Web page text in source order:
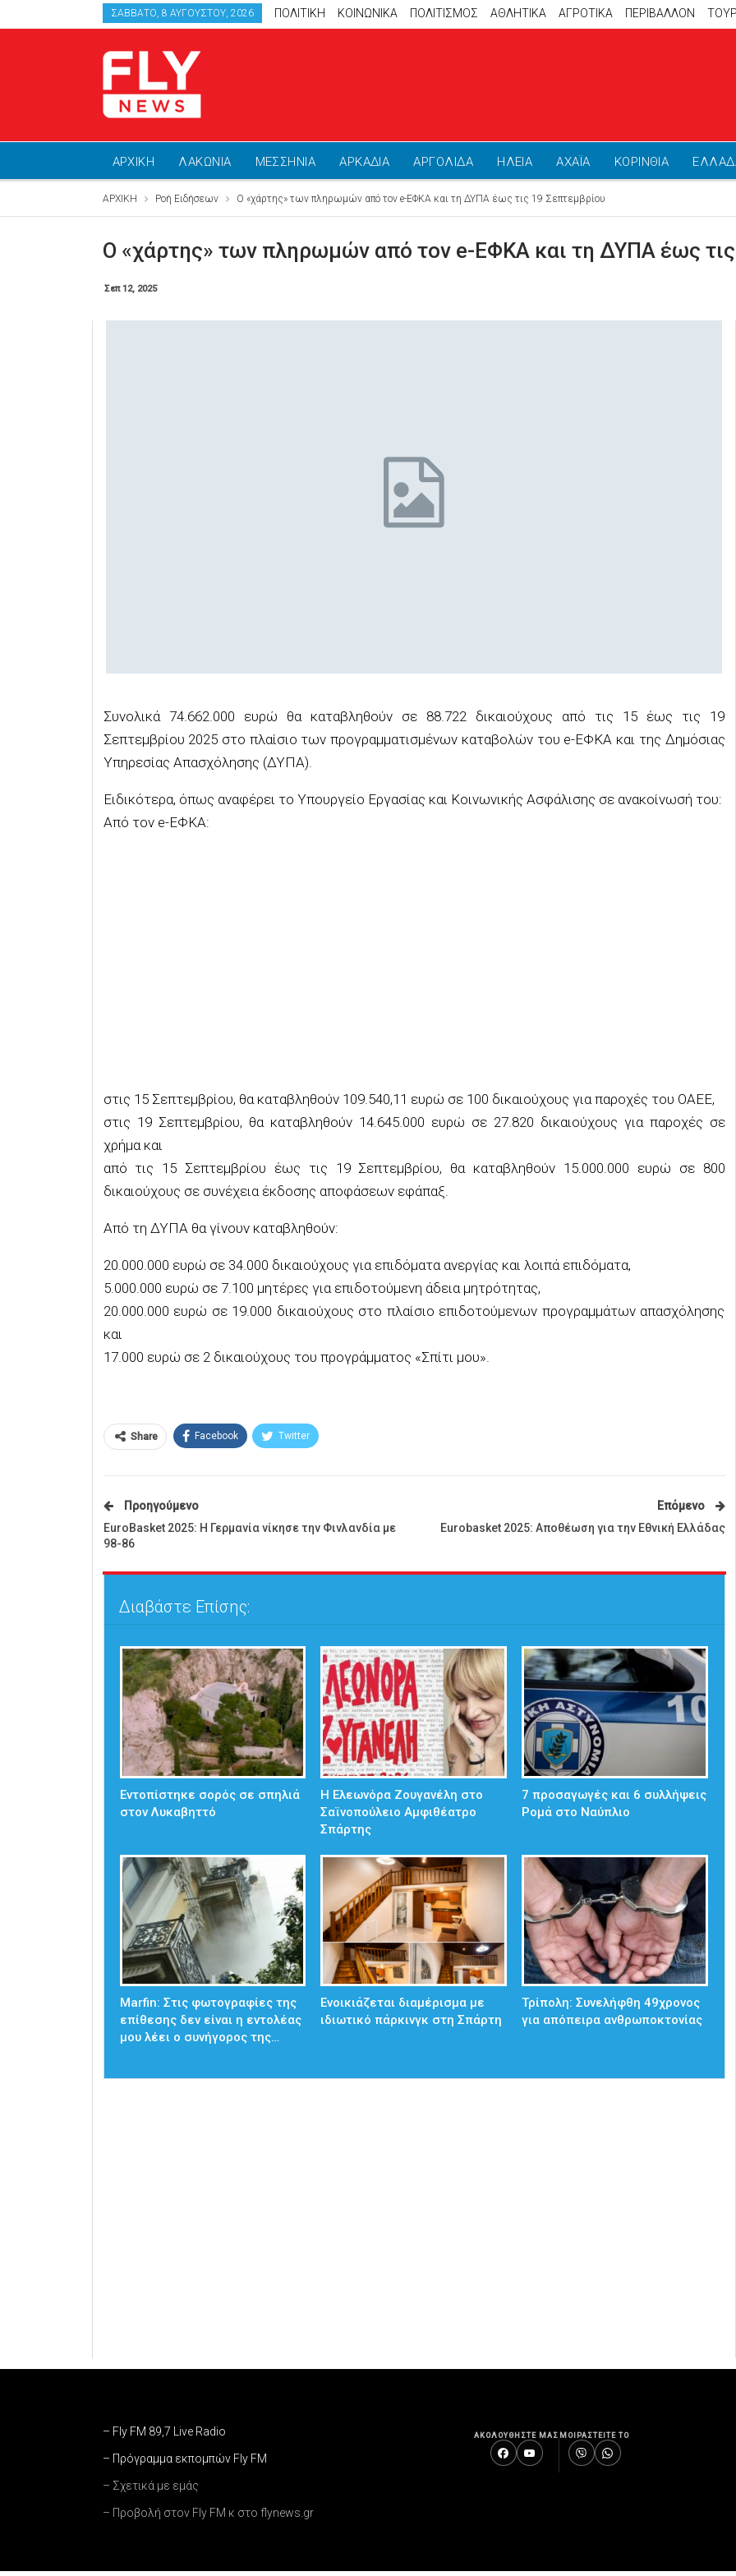
ΣΆΒΒΑΤΟ, 8 ΑΥΓΟΎΣΤΟΥ, 2026 ΠΟΛΙΤΙΚΗ ΚΟΙΝΩΝΙΚΑ ΠΟΛΙΤΙΣΜΟΣ ΑΘΛΗΤΙΚΆ ΑΓΡΟΤΙΚΑ ΠΕΡΙΒΑΛΛΟΝ
ΑΡΧΙΚΗ ΛΑΚΩΝΙΑ ΜΕΣΣΗΝΙΑ ΑΡΚΑΔΙΑ ΑΡΓΟΛΙΔΑ ΗΛΕΙΑ ΑΧΑΪΑ ΚΟΡΙΝΘΙΑ
ΑΡΧΙΚΗ Ροή Ειδήσεων Ο «χάρτης» των πληρωμών από τον e-ΕΦΚΑ και τη ΔΥΠΑ έως τις 19 Σεπτεμβρίου
Ο «χάρτης» των πληρωμών από τον e-ΕΦΚΑ και τη ΔΥΠΑ έως
Σεπ 12, 2025
Συνολικά 74.662.000 ευρώ θα καταβληθούν σε 88.722 δικαιούχους από τις 15 έως τις 19
Σεπτεμβρίου 2025 στο πλαίσιο των προγραμματισμένων καταβολών του e-ΕΦΚΑ και της Δημόσιας
Υπηρεσίας Απασχόλησης (ΔΥΠΑ).
Ειδικότερα, όπως αναφέρει το Υπουργείο Εργασίας και Κοινωνικής Ασφάλισης σε ανακοίνωσή του:
Από τον e-ΕΦΚΑ:
στις 15 Σεπτεμβρίου, θα καταβληθούν 109.540,11 ευρώ σε 100 δικαιούχους για παροχές του ΟΑΕΕ,
στις 19 Σεπτεμβρίου, θα καταβληθούν 14.645.000 ευρώ σε 27.820 δικαιούχους για παροχές σε
χρήμα και
από τις 15 Σεπτεμβρίου έως τις 19 Σεπτεμβρίου, θα καταβληθούν 15.000.000 ευρώ σε 800
δικαιούχους σε συνέχεια έκδοσης αποφάσεων εφάπαξ.
Από τη ΔΥΠΑ θα γίνουν καταβληθούν:
20.000.000 ευρώ σε 34.000 δικαιούχους για επιδόματα ανεργίας και λοιπά επιδόματα,
5.000.000 ευρώ σε 7.100 μητέρες για επιδοτούμενη άδεια μητρότητας,
20.000.000 ευρώ σε 19.000 δικαιούχους στο πλαίσιο επιδοτούμενων προγραμμάτων απασχόλησης
και
17.000 ευρώ σε 2 δικαιούχους του προγράμματος «Σπίτι μου».
Share Facebook Twitter
Προηγούμενο
EuroBasket 2025: Η Γερμανία νίκησε την Φινλανδία με
98-86
Επόμενο
Eurobasket 2025: Αποθέωση για την Εθνική Ελλάδας
Διαβάστε Επίσης:
Εντοπίστηκε σορός σε σπηλιά
στον Λυκαβηττό
Η Ελεωνόρα Ζουγανέλη στο
Σαϊνοπούλειο Αμφιθέατρο
Σπάρτης
7 προσαγωγές και 6 συλλήψεις
Ρομά στο Ναύπλιο
Marfin: Στις φωτογραφίες της
επίθεσης δεν είναι η εντολέας
μου λέει ο συνήγορος της…
Ενοικιάζεται διαμέρισμα με
ιδιωτικό πάρκινγκ στη Σπάρτη
Τρίπολη: Συνελήφθη 49χρονος
για απόπειρα ανθρωποκτονίας
– Fly FM 89,7 Live Radio
– Πρόγραμμα εκπομπών Fly FM
– Σχετικά με εμάς
– Προβολή στον Fly FM κ στο flynews.gr
ΑΚΟΛΟΥΘΗΣΤΕ ΜΑΣ ΜΟΙΡΑΣΤΕΙΤΕ ΤΟ